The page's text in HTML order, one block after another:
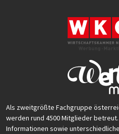
Als zweitgrößte Fachgruppe
werden rund 4500 Mitglieder
Informationen sowie